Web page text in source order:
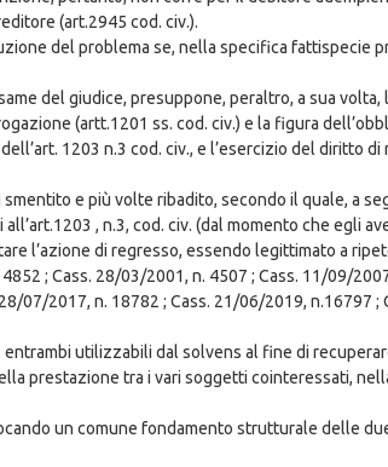
(art.2945 cod. civ.).
del problema se, nella specifica fattispecie
del giudice, presuppone, peraltro, a sua
(artt.1201 ss. cod. civ.) e la figura
1203 n.3 cod. civ., e l’esercizio del diritto
e più volte ribadito, secondo il quale, a
, n.3, cod. civ. (dal momento che egli
l’azione di regresso, essendo legittimato a
; Cass. 28/03/2001, n. 4507 ; Cass. 11/09/
07/2017, n. 18782 ; Cass. 21/06/2019, n.16797 ;
utilizzabili dal solvens al fine di
prestazione tra i vari soggetti cointeressati,
un comune fondamento strutturale delle